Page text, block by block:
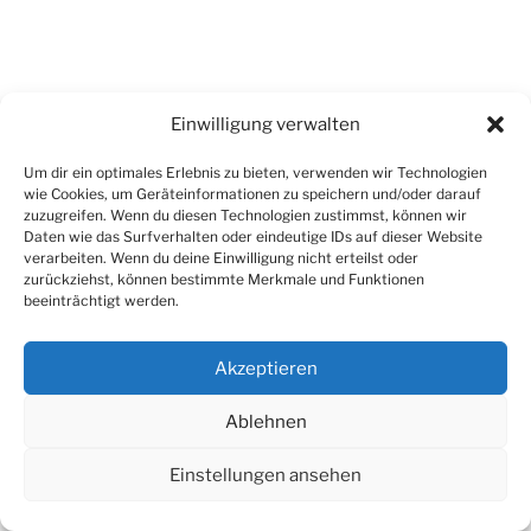
Einwilligung verwalten
Um dir ein optimales Erlebnis zu bieten, verwenden wir Technologien
wie Cookies, um Geräteinformationen zu speichern und/oder darauf
zuzugreifen. Wenn du diesen Technologien zustimmst, können wir
Daten wie das Surfverhalten oder eindeutige IDs auf dieser Website
verarbeiten. Wenn du deine Einwilligung nicht erteilst oder
zurückziehst, können bestimmte Merkmale und Funktionen
beeinträchtigt werden.
Akzeptieren
Ablehnen
Einstellungen ansehen